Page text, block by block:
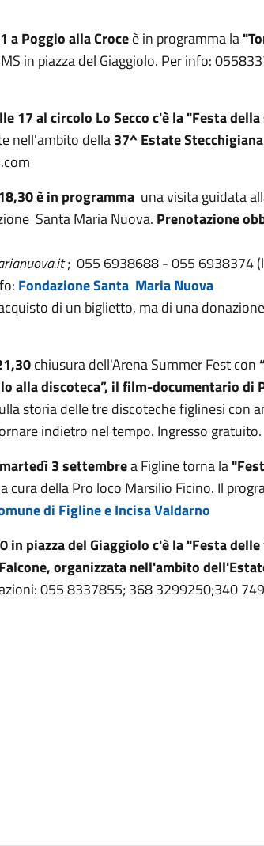
a Poggio alla Croceè in programma la
in piazza del Giaggiolo. Per info:
17 al circolo Lo Secco c'è la "Festa
nell'ambito della37^ Estate
è in programma una visita guidata
Santa Maria Nuova. Prenotazione
; 055 6938688 - 055 6938374
Fondazione Santa Maria Nuova
di un biglietto, ma di una
chiusura dell'Arena Summer Fest con
alla discoteca”, il film-documentario di
storia delle tre discoteche figlinesi con
indietro nel tempo. Ingresso gratuito.
3 settembrea Figline torna la
cura della Pro loco Marsilio Ficino. Il
di Figline e Incisa Valdarno
in piazza del Giaggiolo c'è la "Festa
organizzata nell'ambito
055 8337855; 368 3299250;340